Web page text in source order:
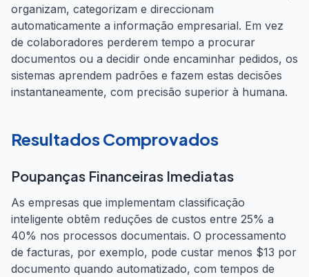
organizam, categorizam e direccionam
automaticamente a informação empresarial. Em vez
de colaboradores perderem tempo a procurar
documentos ou a decidir onde encaminhar pedidos, os
sistemas aprendem padrões e fazem estas decisões
instantaneamente, com precisão superior à humana.
Resultados Comprovados
Poupanças Financeiras Imediatas
As empresas que implementam classificação
inteligente obtêm reduções de custos entre 25% a
40% nos processos documentais. O processamento
de facturas, por exemplo, pode custar menos $13 por
documento quando automatizado, com tempos de